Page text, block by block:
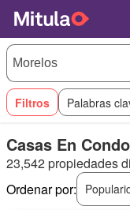
Filtros Palabras
Casas En
23,542 propiedades
Ordenar por: